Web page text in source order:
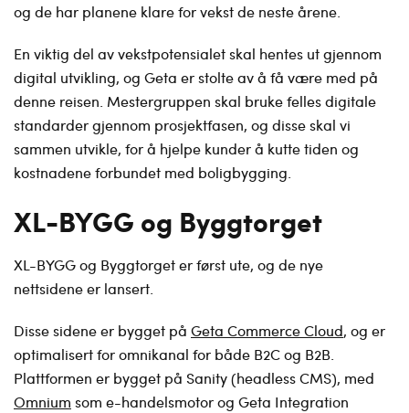
og de har planene klare for vekst de neste årene.
En viktig del av vekstpotensialet skal hentes ut gjennom
digital utvikling, og Geta er stolte av å få være med på
denne reisen. Mestergruppen skal bruke felles digitale
standarder gjennom prosjektfasen, og disse skal vi
sammen utvikle, for å hjelpe kunder å kutte tiden og
kostnadene forbundet med boligbygging.
XL-BYGG og Byggtorget
XL-BYGG og Byggtorget er først ute, og de nye
nettsidene er lansert.
Disse sidene er bygget på Geta Commerce Cloud, og er
optimalisert for omnikanal for både B2C og B2B.
Plattformen er bygget på Sanity (headless CMS), med
Omnium som e-handelsmotor og Geta Integration